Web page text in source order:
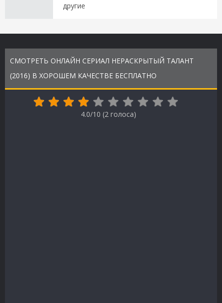
другие
СМОТРЕТЬ ОНЛАЙН СЕРИАЛ НЕРАСКРЫТЫЙ ТАЛАНТ
(2016) В ХОРОШЕМ КАЧЕСТВЕ БЕСПЛАТНО
4.0/10 (2 голоса)